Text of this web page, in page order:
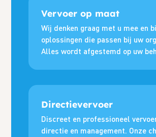
Vervoer op maat
Wij denken graag met u mee en
oplossingen die passen bij uw
Alles wordt afgestemd op uw
Directievervoer
Discreet en professioneel
directie en management. Onze